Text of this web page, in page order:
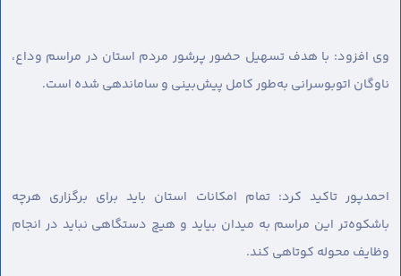
وی افزود: با هدف تسهیل حضور پرشور مردم استان در مراسم وداع،
ناوگان اتوبوسرانی به‌طور کامل پیش‌بینی و ساماندهی شده است.
احمدپور تاکید کرد: تمام امکانات استان باید برای برگزاری هرچه
باشکوه‌تر این مراسم به میدان بیاید و هیچ دستگاهی نباید در انجام
وظایف محوله کوتاهی کند.